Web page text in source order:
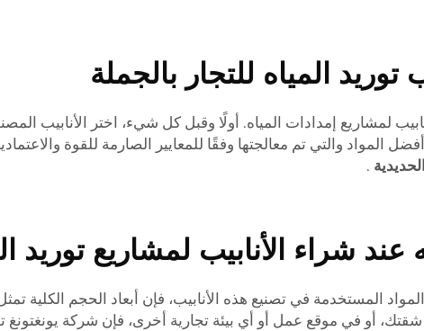
توريد المياه للتجار بالجملة
لمشاريع إمدادات المياه. أولًا وقبل كل شيء، اختر الأنابيب
المواد والتي تم معالجتها وفقًا للمعايير الصارمة للقوة
.
شراء الأنابيب لمشاريع توريد
المستخدمة في تصنيع هذه الأنابيب، فإن أبعاد الحجم الكلية
أو في موقع عمل أو أي بيئة تجارية أخرى، فإن شركة يونغتونغ